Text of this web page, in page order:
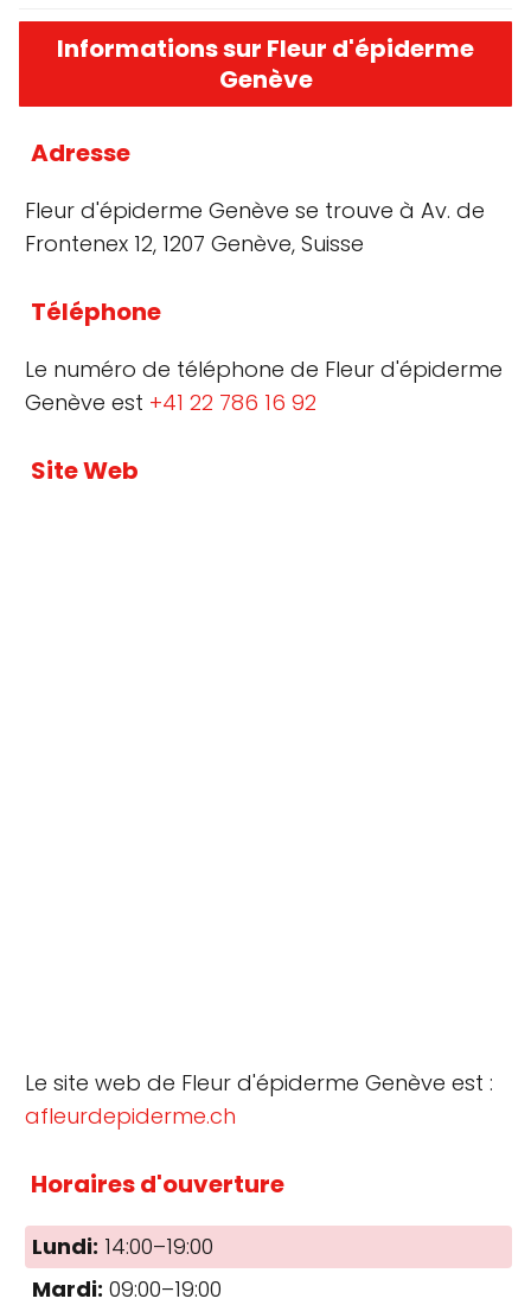
Informations sur Fleur d'épiderme
Genève
Adresse
Fleur d'épiderme Genève se trouve à Av. de
Frontenex 12, 1207 Genève, Suisse
Téléphone
Le numéro de téléphone de Fleur d'épiderme
Genève est +41 22 786 16 92
Site Web
Le site web de Fleur d'épiderme Genève est :
afleurdepiderme.ch
Horaires d'ouverture
Lundi: 14:00–19:00
Mardi: 09:00–19:00